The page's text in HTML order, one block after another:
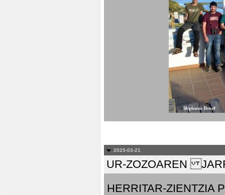
2025-03-21
UR-ZOZOAREN
HERRITAR-ZIENTZIA